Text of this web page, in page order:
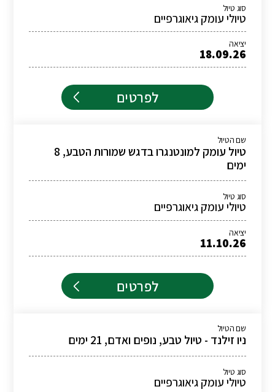
סוג טיול
טיולי עומק גיאוגרפיים
יציאה
18.09.26
לפרטים
שם הטיול
טיול עומק למונטנגרו בדגש שמורות הטבע, 8
ימים
סוג טיול
טיולי עומק גיאוגרפיים
יציאה
11.10.26
לפרטים
שם הטיול
ניו זילנד - טיול טבע, נופים ואדם, 21 ימים
סוג טיול
טיולי עומק גיאוגרפיים